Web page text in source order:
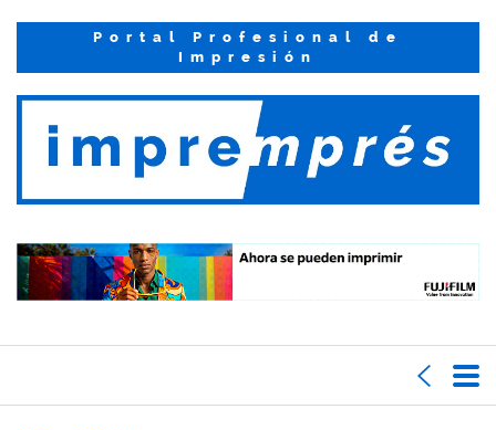
Portal Profesional de
Impresión